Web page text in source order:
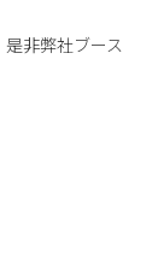
非弊社ブース